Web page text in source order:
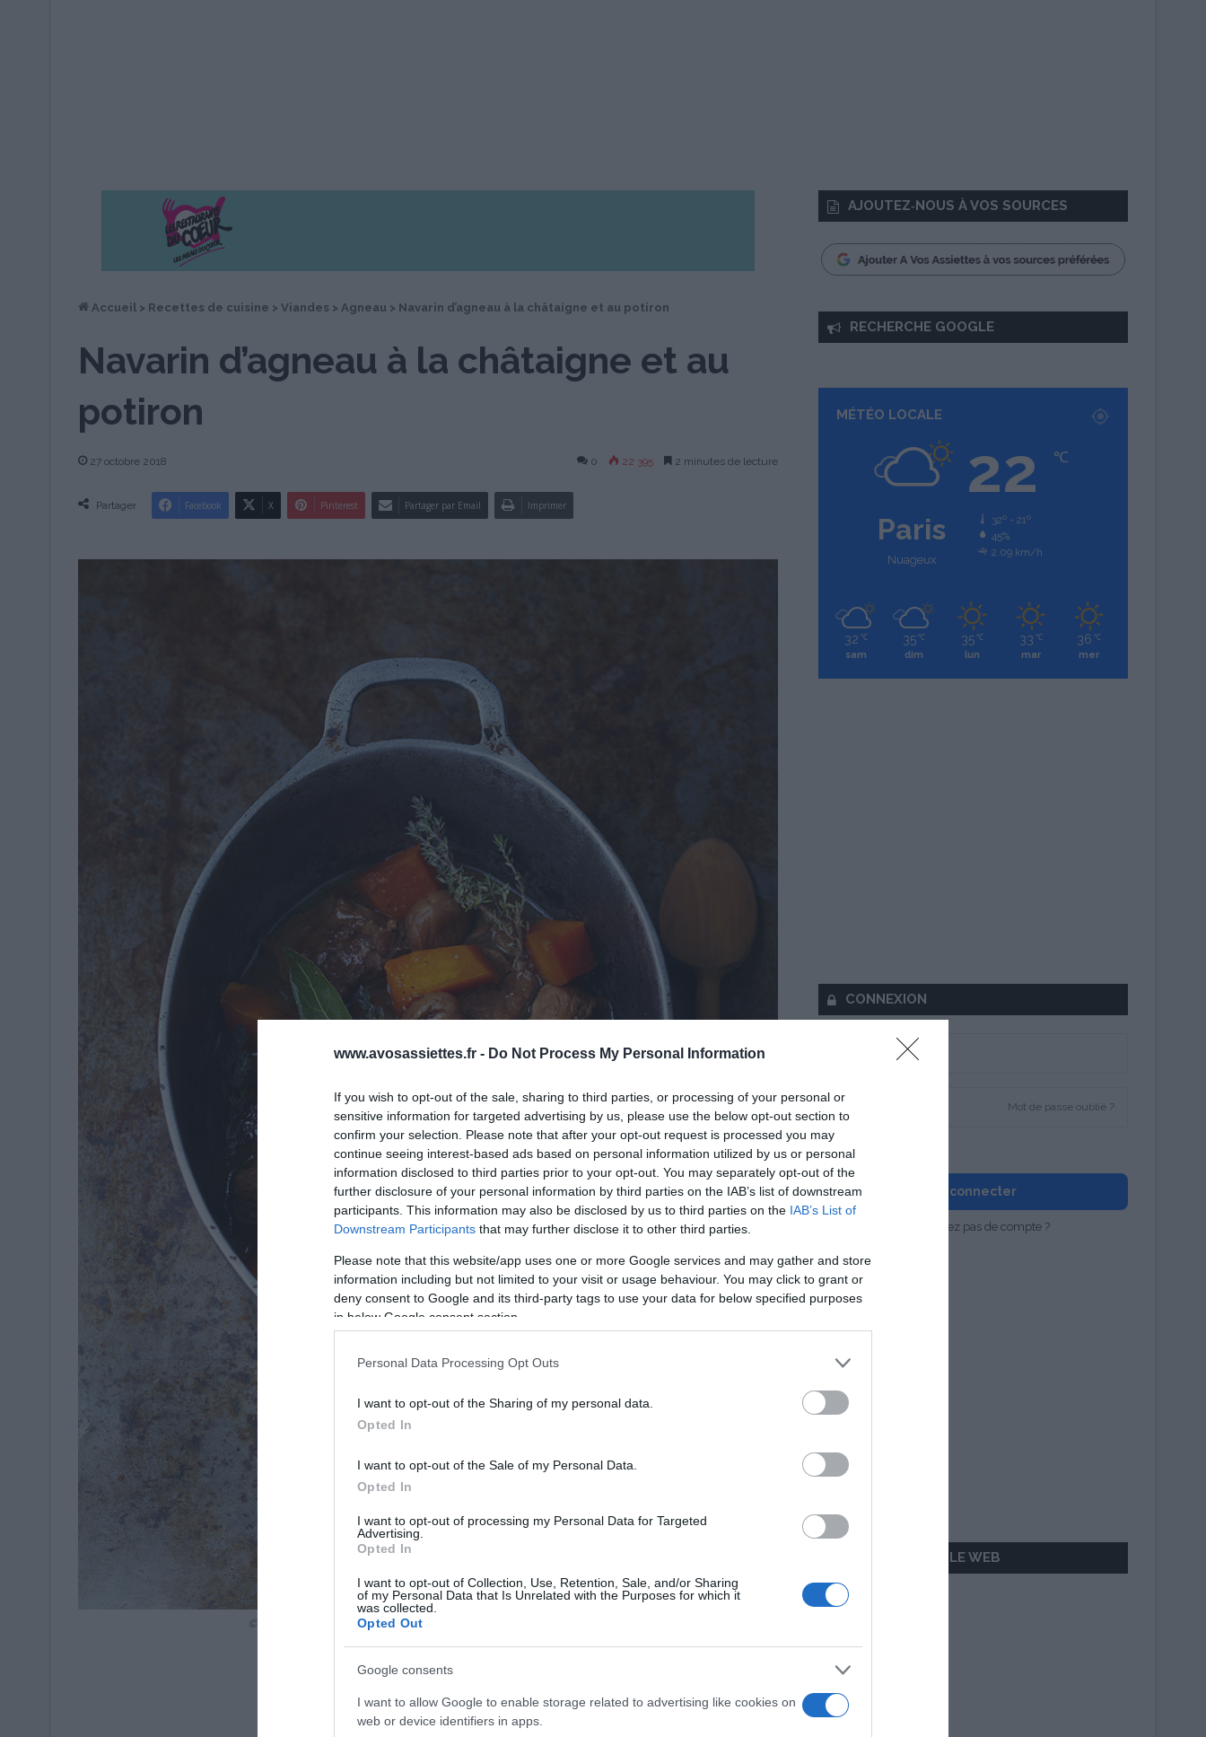
www.avosassiettes.fr - Do Not Process My Personal Information
If you wish to opt-out of the sale, sharing to third parties, or processing of your personal or
sensitive information for targeted advertising by us, please use the below opt-out section to
confirm your selection. Please note that after your opt-out request is processed you may
continue seeing interest-based ads based on personal information utilized by us or personal
information disclosed to third parties prior to your opt-out. You may separately opt-out of the
further disclosure of your personal information by third parties on the IAB’s list of downstream
participants. This information may also be disclosed by us to third parties on the IAB’s List of
Downstream Participants that may further disclose it to other third parties.
Please note that this website/app uses one or more Google services and may gather and store
information including but not limited to your visit or usage behaviour. You may click to grant or
deny consent to Google and its third-party tags to use your data for below specified purposes
in below Google consent section.
Personal Data Processing Opt Outs
I want to opt-out of the Sharing of my personal data.
Opted In
I want to opt-out of the Sale of my Personal Data.
Opted In
I want to opt-out of processing my Personal Data for Targeted
Advertising.
Opted In
I want to opt-out of Collection, Use, Retention, Sale, and/or Sharing
of my Personal Data that Is Unrelated with the Purposes for which it
was collected.
Opted Out
Google consents
I want to allow Google to enable storage related to advertising like cookies on
web or device identifiers in apps.
Accueil > Recettes de cuisine > Viandes > Agneau > Navarin d’agneau à la châtaigne et au potiron
Navarin d’agneau à la châtaigne et au
potiron
27 octobre 2018 0 22 395 2 minutes de lecture
Partager Facebook X Pinterest Partager par Email Imprimer
© la-viande.fr / INTERBEV / Photographe : © Jean-François Mallet
AJOUTEZ‑NOUS À VOS SOURCES
RECHERCHE GOOGLE
MÉTÉO LOCALE
Paris
Nuageux
22 ℃
32º - 21º
45%
2.09 km/h
32 ℃
sam
35 ℃
dim
35 ℃
lun
33 ℃
mar
36 ℃
mer
CONNEXION
Mot de passe oublié ?
Se souvenir de moi
Se connecter
Vous n'avez pas de compte ?
AILLEURS SUR LE WEB